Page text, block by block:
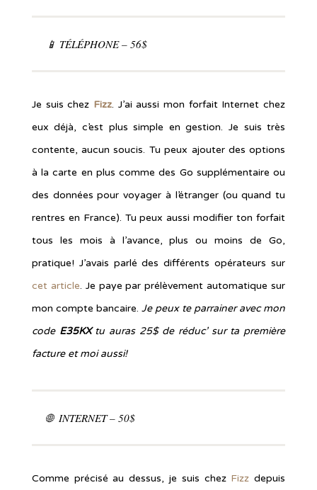
📱 TÉLÉPHONE – 56$
Je suis chez Fizz. J’ai aussi mon forfait Internet chez
eux déjà, c’est plus simple en gestion. Je suis très
contente, aucun soucis. Tu peux ajouter des options
à la carte en plus comme des Go supplémentaire ou
des données pour voyager à l’étranger (ou quand tu
rentres en France). Tu peux aussi modifier ton forfait
tous les mois à l’avance, plus ou moins de Go,
pratique! J’avais parlé des différents opérateurs sur
cet article. Je paye par prélèvement automatique sur
mon compte bancaire. Je peux te parrainer avec mon
code E35KXtu auras 25$ de réduc’ sur ta première
facture et moi aussi!
🌐 INTERNET – 50$
Comme précisé au dessus, je suis chez Fizz depuis